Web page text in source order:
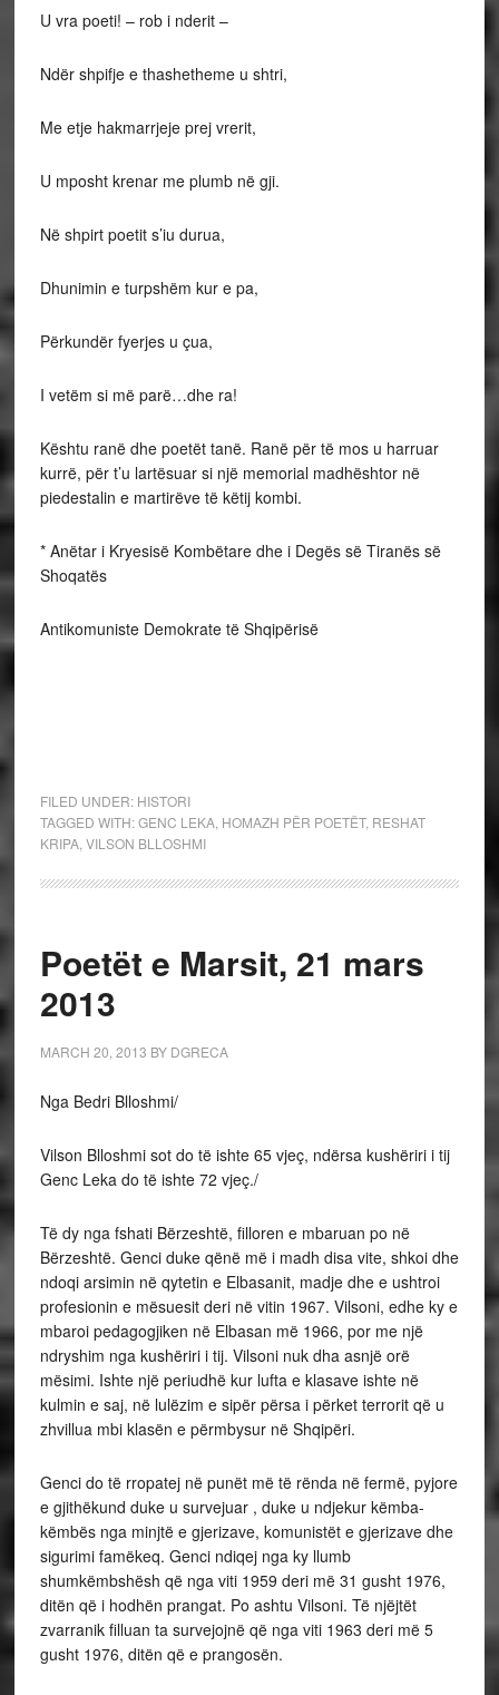
U vra poeti! – rob i nderit –
Ndër shpifje e thashetheme u shtri,
Me etje hakmarrjeje prej vrerit,
U mposht krenar me plumb në gji.
Në shpirt poetit s’iu durua,
Dhunimin e turpshëm kur e pa,
Përkundër fyerjes u çua,
I vetëm si më parë…dhe ra!
Kështu ranë dhe poetët tanë. Ranë për të mos u harruar
kurrë, për t’u lartësuar si një memorial madhështor në
piedestalin e martirëve të këtij kombi.
* Anëtar i Kryesisë Kombëtare dhe i Degës së Tiranës së
Shoqatës
Antikomuniste Demokrate të Shqipërisë
FILED UNDER: HISTORI
TAGGED WITH:GENC LEKA, HOMAZH PËR POETËT, RESHAT
KRIPA, VILSON BLLOSHMI
Poetët e Marsit, 21 mars
2013
MARCH 20, 2013 BY DGRECA
Nga Bedri Blloshmi/
Vilson Blloshmi sot do të ishte 65 vjeç, ndërsa kushëriri i tij
Genc Leka do të ishte 72 vjeç./
Të dy nga fshati Bërzeshtë, filloren e mbaruan po në
Bërzeshtë. Genci duke qënë më i madh disa vite, shkoi dhe
ndoqi arsimin në qytetin e Elbasanit, madje dhe e ushtroi
profesionin e mësuesit deri në vitin 1967. Vilsoni, edhe ky e
mbaroi pedagogjiken në Elbasan më 1966, por me një
ndryshim nga kushëriri i tij. Vilsoni nuk dha asnjë orë
mësimi. Ishte një periudhë kur lufta e klasave ishte në
kulmin e saj, në lulëzim e sipër përsa i përket terrorit që u
zhvillua mbi klasën e përmbysur në Shqipëri.
Genci do të rropatej në punët më të rënda në fermë, pyjore
e gjithëkund duke u survejuar , duke u ndjekur këmba-
këmbës nga minjtë e gjerizave, komunistët e gjerizave dhe
sigurimi famëkeq. Genci ndiqej nga ky llumb
shumkëmbshësh që nga viti 1959 deri më 31 gusht 1976,
ditën që i hodhën prangat. Po ashtu Vilsoni. Të njëjtët
zvarranik filluan ta survejojnë që nga viti 1963 deri më 5
gusht 1976, ditën që e prangosën.